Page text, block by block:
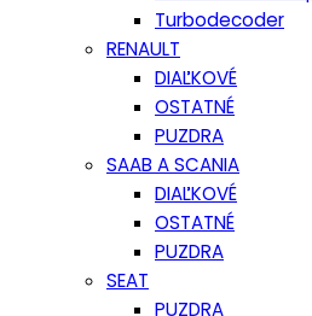
Turbodecoder
RENAULT
DIAĽKOVÉ
OSTATNÉ
PUZDRA
SAAB A SCANIA
DIAĽKOVÉ
OSTATNÉ
PUZDRA
SEAT
PUZDRA